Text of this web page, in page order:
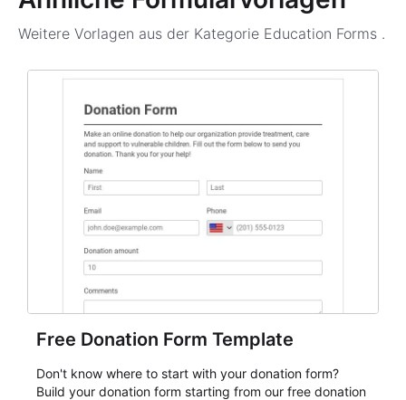
Weitere Vorlagen aus der Kategorie Education Forms .
Free Donation Form Template
Don't know where to start with your donation form?
Build your donation form starting from our free donation